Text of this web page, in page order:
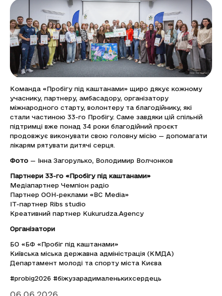
Команда «Пробігу під каштанами» щиро дякує кожному
учаснику, партнеру, амбасадору, організатору
міжнародного старту, волонтеру та благодійнику, які
стали частиною 33-го Пробігу. Саме завдяки цій спільній
підтримці вже понад 34 роки благодійний проєкт
продовжує виконувати свою головну місію — допомагати
лікарям рятувати дитячі серця.
Фото — Інна Загорулько, Володимир Волчонков
Партнери 33-го «Пробігу під каштанами»
Медіапартнер Чемпіон радіо
Партнер OOH-реклами «BC Media»
IT-партнер Ribs studio
Креативний партнер Kukurudza.Agency
Організатори
БО «БФ «Пробіг під каштанами»
Київська міська державна адміністрація (КМДА)
Департамент молоді та спорту міста Києва
#probig2026 #біжузарадималенькихсердець
06.06.2026